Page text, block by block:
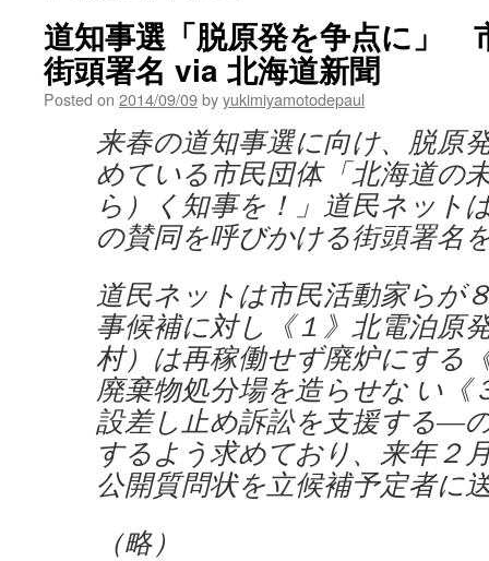
道知事選「脱原発を争点に」
街頭署名 via 北海道新聞
Posted on 2014/09/09byyukimiyamotodepaul
来春の道知事選に向け、脱原
めている市民団体「北海道の
ら）く知事を！」道民ネット
の賛同を呼びかける街頭署名
道民ネットは市民活動家らが
事候補に対し《１》北電泊原
村）は再稼働せず廃炉にする
廃棄物処分場を造らせな い《
設差し止め訴訟を支援する―
するよう求めており、来年２
公開質問状を立候補予定者に
（略）